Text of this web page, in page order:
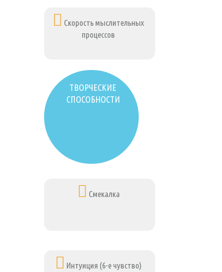
Скорость мыслительных
процессов
ТВОРЧЕСКИЕ
СПОСОБНОСТИ
Смекалка
Интуиция (6-е чувство)